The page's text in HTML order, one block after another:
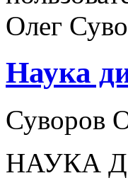
Наука
Суворов
НАУКА